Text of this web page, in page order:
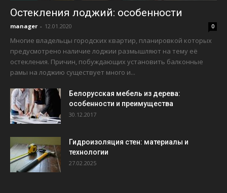
Остекления лоджий: особенности
manager - 12.01.2020 0
Многие владельцы городских квартир, планировкой которых
предусмотрено наличие лоджии размышляют на тему её
остекления. Причин, побуждающих установить балконные
рамы на лоджию существует много и...
Белорусская мебель из дерева:
особенности и преимущества
30.12.2017
Гидроизоляция стен: материалы и
технологии
27.02.2025